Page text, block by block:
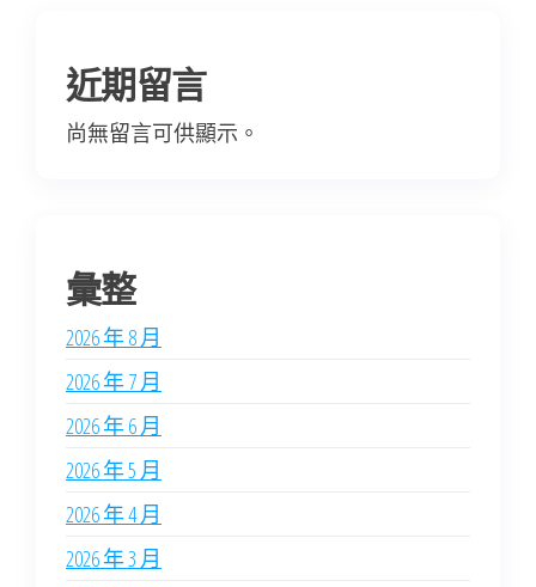
近期留言
尚無留言可供顯示。
彙整
2026 年 8 月
2026 年 7 月
2026 年 6 月
2026 年 5 月
2026 年 4 月
2026 年 3 月